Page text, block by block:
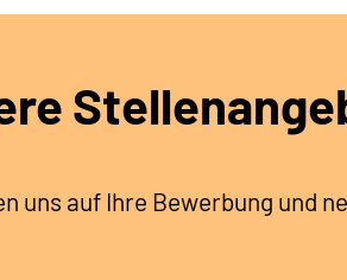
uns auf Ihre Bewerbung und